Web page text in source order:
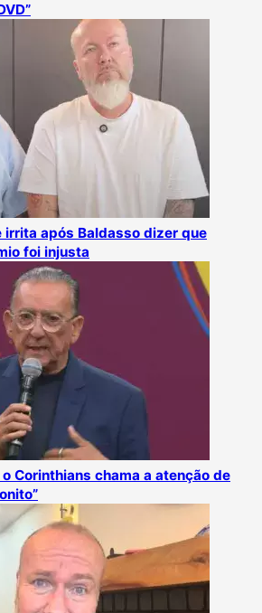
irrita após Baldasso dizer que
foi injusta
Corinthians chama a atenção de